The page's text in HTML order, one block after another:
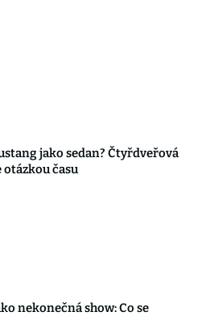
jako sedan? Čtyřdveřová
otázkou času
nekonečná show: Co se